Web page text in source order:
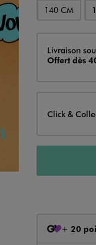
140 CM
Livraison
Livraison
Offert dès
Click &
+ 20